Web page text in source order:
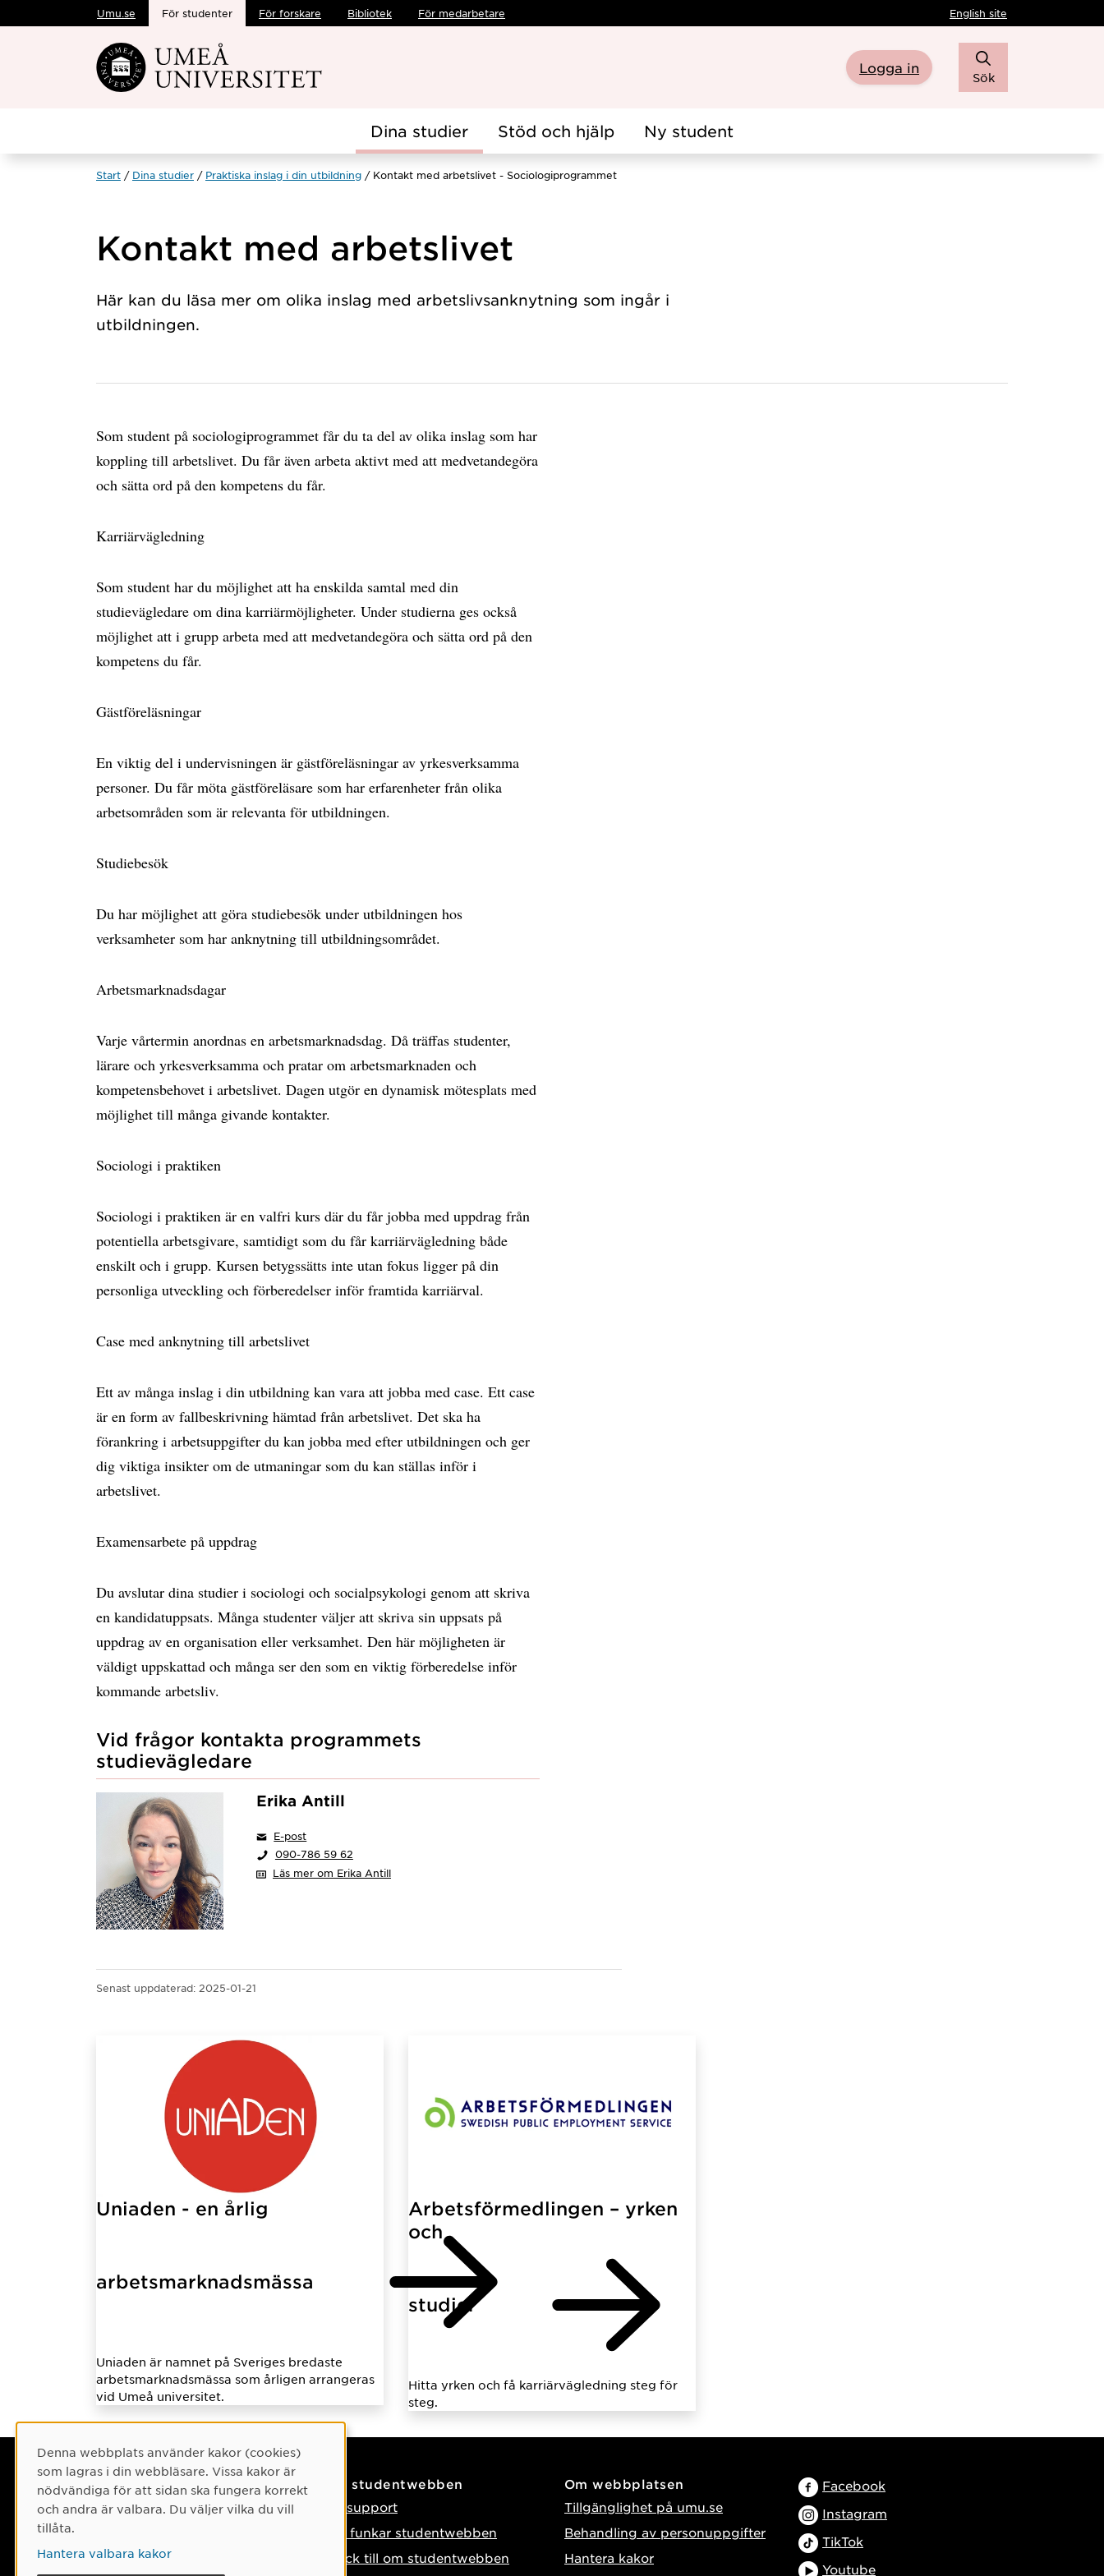
Hoppa direkt till innehållet
Umu.se För studenter För forskare Bibliotek För medarbetare English site
Logga in
Sök
Dina studier Stöd och hjälp Ny student
Start Dina studier Praktiska inslag i din utbildning Kontakt med arbetslivet - Sociologiprogrammet
Kontakt med arbetslivet
Här kan du läsa mer om olika inslag med arbetslivsanknytning som ingår i
utbildningen.
Som student på sociologiprogrammet får du ta del av olika inslag som har
koppling till arbetslivet. Du får även arbeta aktivt med att medvetandegöra
och sätta ord på den kompetens du får.
Karriärvägledning
Som student har du möjlighet att ha enskilda samtal med din
studievägledare om dina karriärmöjligheter. Under studierna ges också
möjlighet att i grupp arbeta med att medvetandegöra och sätta ord på den
kompetens du får.
Gästföreläsningar
En viktig del i undervisningen är gästföreläsningar av yrkesverksamma
personer. Du får möta gästföreläsare som har erfarenheter från olika
arbetsområden som är relevanta för utbildningen.
Studiebesök
Du har möjlighet att göra studiebesök under utbildningen hos
verksamheter som har anknytning till utbildningsområdet.
Arbetsmarknadsdagar
Varje vårtermin anordnas en arbetsmarknadsdag. Då träffas studenter,
lärare och yrkesverksamma och pratar om arbetsmarknaden och
kompetensbehovet i arbetslivet. Dagen utgör en dynamisk mötesplats med
möjlighet till många givande kontakter.
Sociologi i praktiken
Sociologi i praktiken är en valfri kurs där du får jobba med uppdrag från
potentiella arbetsgivare, samtidigt som du får karriärvägledning både
enskilt och i grupp. Kursen betygssätts inte utan fokus ligger på din
personliga utveckling och förberedelser inför framtida karriärval.
Case med anknytning till arbetslivet
Ett av många inslag i din utbildning kan vara att jobba med case. Ett case
är en form av fallbeskrivning hämtad från arbetslivet. Det ska ha
förankring i arbetsuppgifter du kan jobba med efter utbildningen och ger
dig viktiga insikter om de utmaningar som du kan ställas inför i
arbetslivet.
Examensarbete på uppdrag
Du avslutar dina studier i sociologi och socialpsykologi genom att skriva
en kandidatuppsats. Många studenter väljer att skriva sin uppsats på
uppdrag av en organisation eller verksamhet. Den här möjligheten är
väldigt uppskattad och många ser den som en viktig förberedelse inför
kommande arbetsliv.
Vid frågor kontakta programmets
studievägledare
Erika Antill
E-post
090-786 59 62
Läs mer om Erika Antill
Senast uppdaterad: 2025-01-21
Uniaden - en årlig
arbetsmarknadsmässa
Uniaden är namnet på Sveriges bredaste
arbetsmarknadsmässa som årligen arrangeras
vid Umeå universitet.
Arbetsförmedlingen – yrken
och
studier
Hitta yrken och få karriärvägledning steg för
steg.
Kontaktuppgifter
Kontakta oss
Hitta till oss
På studentwebben
IT-support
Så funkar studentwebben
Tyck till om studentwebben
Om webbplatsen
Tillgänglighet på umu.se
Behandling av personuppgifter
Hantera kakor
Facebook
Instagram
TikTok
Youtube
Cookie-samtycke
Denna webbplats använder kakor (cookies)
som lagras i din webbläsare. Vissa kakor är
nödvändiga för att sidan ska fungera korrekt
och andra är valbara. Du väljer vilka du vill
tillåta.
Hantera valbara kakor